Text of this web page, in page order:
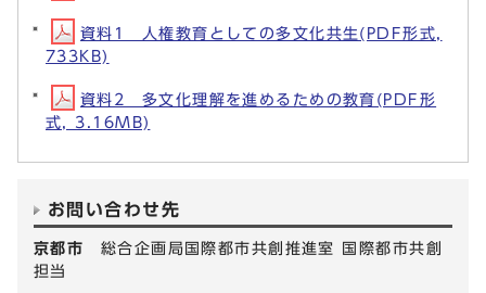
資料1 人権教育としての多文化共生(PDF形式,
733KB)
資料2 多文化理解を進めるための教育(PDF形
式, 3.16MB)
お問い合わせ先
京都市 総合企画局国際都市共創推進室 国際都市共創
担当